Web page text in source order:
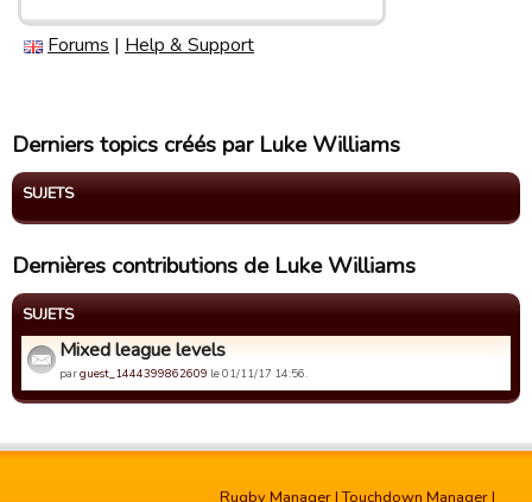
Forums | Help & Support
Derniers topics créés par Luke Williams
SUJETS
Dernières contributions de Luke Williams
SUJETS
Mixed league levels
parguest_1444399862609 le 01/11/17 14:56.
Rugby Manager |Touchdown Manager |